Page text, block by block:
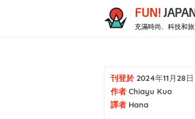
FUN!
充滿時尚、科技和
刊登於 2024年11月28日
作者 Chiayu Kuo
譯者 Hana